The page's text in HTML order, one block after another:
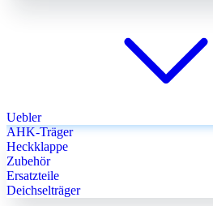
Uebler
AHK-Träger
Heckklappe
Zubehör
Ersatzteile
Deichselträger